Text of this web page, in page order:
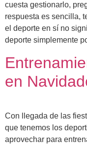
cuesta gestionarlo,
respuesta es sencilla,
el deporte en sí no
deporte simplemente
en
Con llegada de las
que tenemos los
aprovechar para